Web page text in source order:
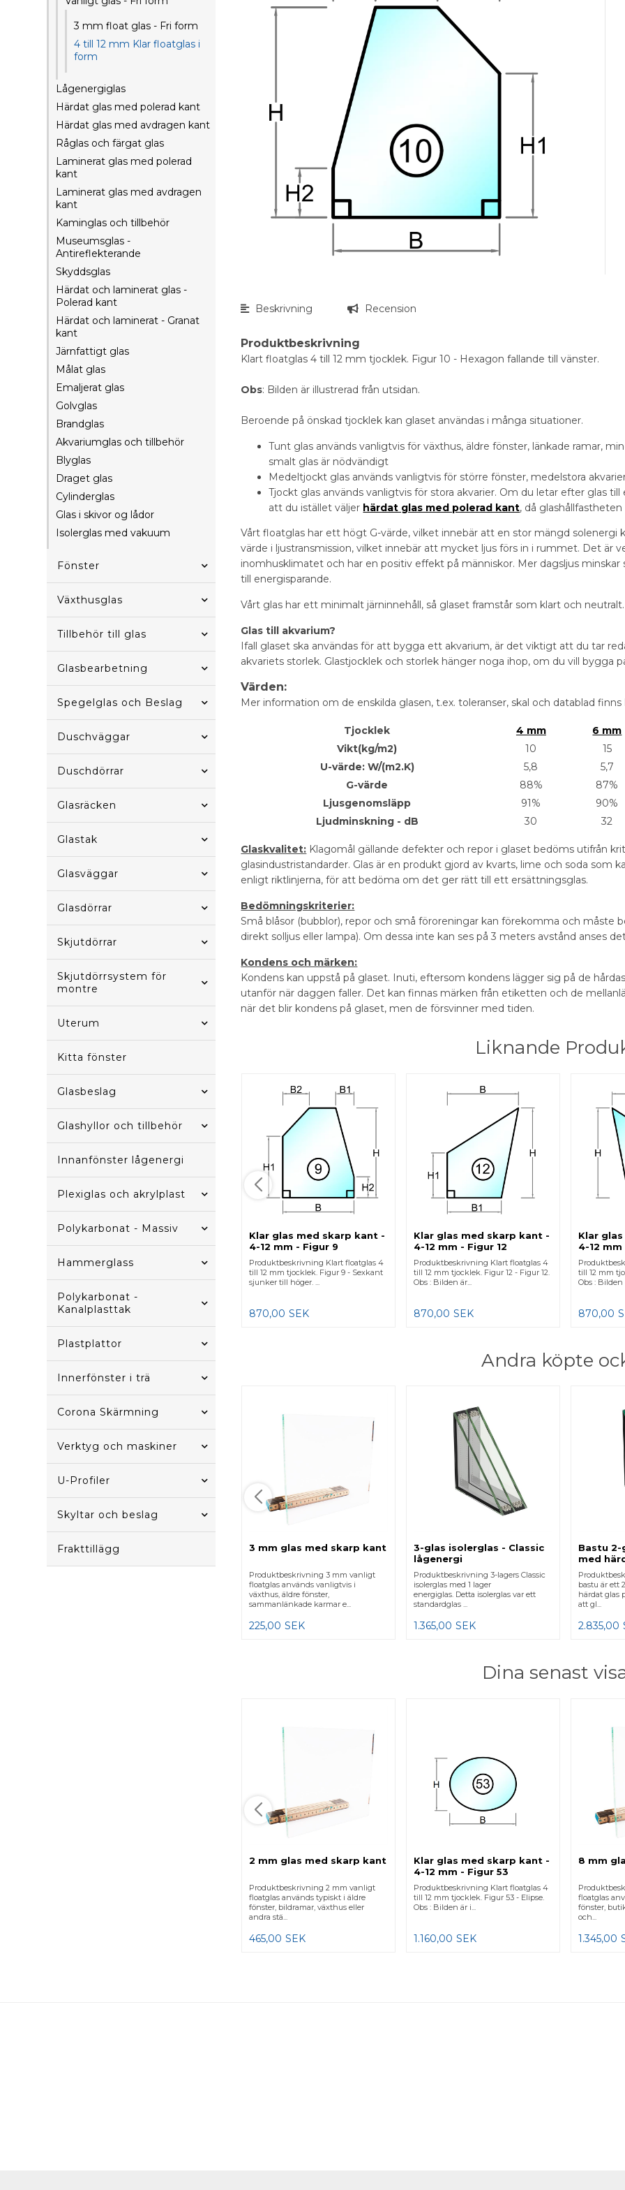
3 mm float glas - Fri form
4 till 12 mm Klar floatglas i
form
Lågenergiglas
Härdat glas med polerad kant
Härdat glas med avdragen kant
Råglas och färgat glas
Laminerat glas med polerad
kant
Laminerat glas med avdragen
kant
Kaminglas och tillbehör
Museumsglas -
Antireflekterande
Skyddsglas
Härdat och laminerat glas -
Polerad kant
Härdat och laminerat - Granat
kant
Järnfattigt glas
Målat glas
Emaljerat glas
Golvglas
Brandglas
Akvariumglas och tillbehör
Blyglas
Draget glas
Cylinderglas
Glas i skivor og lådor
Isolerglas med vakuum
Fönster
Växthusglas
Tillbehör till glas
Glasbearbetning
Spegelglas och Beslag
Duschväggar
Duschdörrar
Glasräcken
Glastak
Glasväggar
Glasdörrar
Skjutdörrar
Skjutdörrsystem för
montre
Uterum
Kitta fönster
Glasbeslag
Glashyllor och tillbehör
Innanfönster lågenergi
Plexiglas och akrylplast
Polykarbonat - Massiv
Hammerglass
Polykarbonat -
Kanalplasttak
Plastplattor
Innerfönster i trä
Corona Skärmning
Verktyg och maskiner
U-Profiler
Skyltar och beslag
Frakttillägg
Beskrivning Recension
Produktbeskrivning
Klart floatglas 4 till 12 mm tjocklek. Figur 10 - Hexagon fallande till vänster.
Obs: Bilden är illustrerad från utsidan.
Beroende på önskad tjocklek kan glaset användas i många situationer.
Tunt glas används vanligtvis för växthus, äldre fönster, länkade ramar,
smalt glas är nödvändigt
Medeltjockt glas används vanligtvis för större fönster, medelstora
Tjockt glas används vanligtvis för stora akvarier. Om du letar efter glas
att du istället väljer härdat glas med polerad kant, då
Vårt floatglas har ett högt G-värde, vilket innebär att en stor mängd
värde i ljustransmission, vilket innebär att mycket ljus förs in i rummet. Det är
inomhusklimatet och har en positiv effekt på människor. Mer dagsljus
till energisparande.
Vårt glas har ett minimalt järninnehåll, så glaset framstår som klart och neutralt.
Glas till akvarium?
Ifall glaset ska användas för att bygga ett akvarium, är det viktigt att du tar
akvariets storlek. Glastjocklek och storlek hänger noga ihop, om du vill bygga
Värden:
Mer information om de enskilda glasen, t.ex. toleranser, skal och datablad
Tjocklek 4 mm
6 mm
Vikt(kg/m2)
10
15
U-värde: W/(m2.K)
5,8
5,7
G-värde
88%
87%
Ljusgenomsläpp
91%
90%
Ljudminskning - dB
30 32
Glaskvalitet: Klagomål gällande defekter och repor i glaset bedöms utifrån
glasindustristandarder. Glas är en produkt gjord av kvarts, lime och soda som
enligt riktlinjerna, för att bedöma om det ger rätt till ett ersättningsglas.
Bedömningskriterier:
Små blåsor (bubblor), repor och små föroreningar kan förekomma och måste
direkt solljus eller lampa). Om dessa inte kan ses på 3 meters avstånd anses
Kondens och märken:
Kondens kan uppstå på glaset. Inuti, eftersom kondens lägger sig på de
utanför när daggen faller. Det kan finnas märken från etiketten och de
när det blir kondens på glaset, men de försvinner med tiden.
Liknande
Klar glas med skarp kant -
4-12 mm - Figur 9
Produktbeskrivning Klart floatglas 4
till 12 mm tjocklek. Figur 9 - Sexkant
sjunker till höger. ...
870,00 SEK
Klar glas med skarp kant -
4-12 mm - Figur 12
Produktbeskrivning Klart floatglas 4
till 12 mm tjocklek. Figur 12 - Figur 12.
Obs : Bilden är...
870,00 SEK
Klar
4-12 mm
till 12 mm
Obs : Bilden
870,00
Andra köpte
3 mm glas med skarp kant
Produktbeskrivning 3 mm vanligt
floatglas används vanligtvis i
växthus, äldre fönster,
sammanlänkade karmar e...
225,00 SEK
3-glas isolerglas - Classic
lågenergi
Produktbeskrivning 3-lagers Classic
isolerglas med 1 lager
energiglas. Detta isolerglas var ett
standardglas ...
1.365,00 SEK
Bastu
med
bastu är ett
härdat glas
att gl...
2.835,00
Dina senast
2 mm glas med skarp kant
Produktbeskrivning 2 mm vanligt
floatglas används typiskt i äldre
fönster, bildramar, växthus eller
andra stä...
465,00 SEK
Klar glas med skarp kant -
4-12 mm - Figur 53
Produktbeskrivning Klart floatglas 4
till 12 mm tjocklek. Figur 53 - Elipse.
Obs : Bilden är i...
1.160,00 SEK
8 mm
floatglas
fönster,
och...
1.345,00